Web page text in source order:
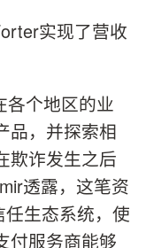
实现了营收
各个地区的业
品，并探索相
欺诈发生之后
透露，这笔资
生态系统，使
付服务商能够